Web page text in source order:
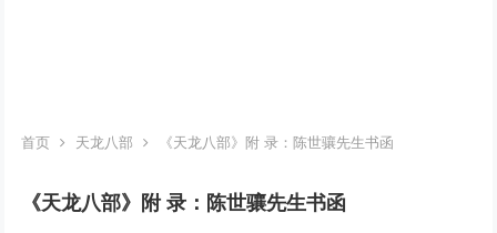
首页 天龙八部 《天龙八部》附 录：陈世骧先生书函
《天龙八部》附 录：陈世骧先生书函